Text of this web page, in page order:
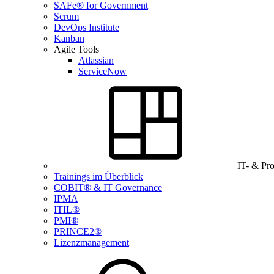
SAFe® for Government
Scrum
DevOps Institute
Kanban
Agile Tools
Atlassian
ServiceNow
IT- &
Trainings im Überblick
COBIT® & IT Governance
IPMA
ITIL®
PMI®
PRINCE2®
Lizenzmanagement